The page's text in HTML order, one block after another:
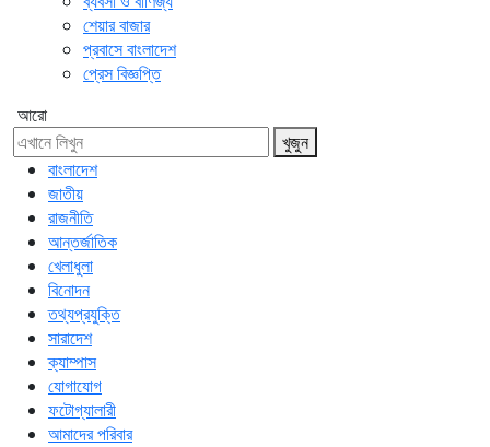
শেয়ার বাজার
প্রবাসে বাংলাদেশ
প্রেস বিজ্ঞপ্তি
আরো
খুজুন
বাংলাদেশ
জাতীয়
রাজনীতি
আন্তর্জাতিক
খেলাধুলা
বিনোদন
তথ্যপ্রযুক্তি
সারাদেশ
ক্যাম্পাস
যোগাযোগ
ফটোগ্যালারী
আমাদের পরিবার